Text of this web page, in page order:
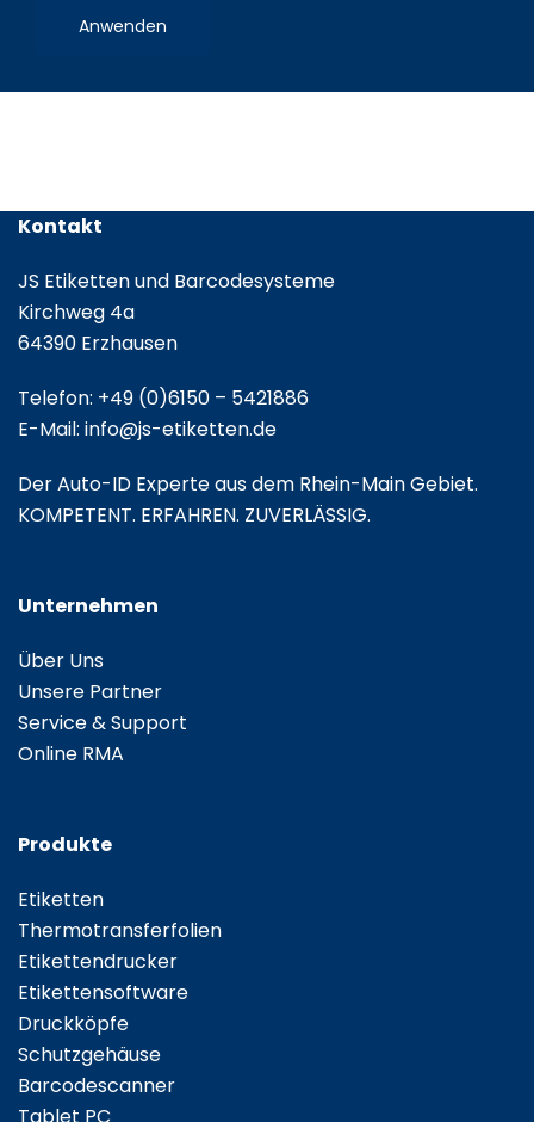
Etikettenrolle
Anwenden
Kontakt
JS Etiketten und Barcodesysteme
Kirchweg 4a
64390 Erzhausen
Telefon: +49 (0)6150 – 5421886
E-Mail: info@js-etiketten.de
Der Auto-ID Experte aus dem Rhein-Main Gebiet.
KOMPETENT. ERFAHREN. ZUVERLÄSSIG.
Unternehmen
Über Uns
Unsere Partner
Service & Support
Online RMA
Produkte
Etiketten
Thermotransferfolien
Etikettendrucker
Etikettensoftware
Druckköpfe
Schutzgehäuse
Barcodescanner